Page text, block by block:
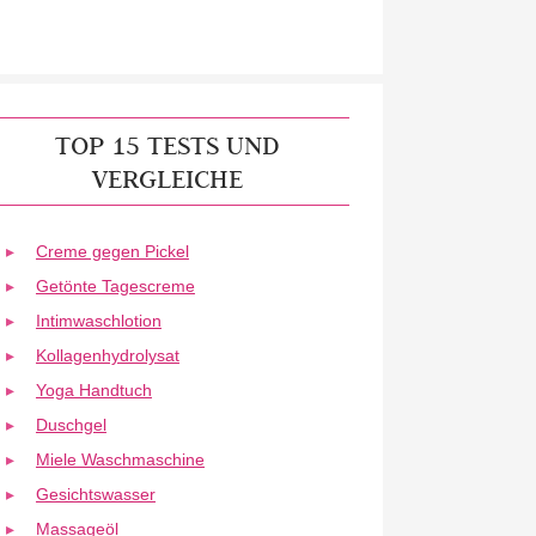
TOP 15 TESTS UND
VERGLEICHE
Creme gegen Pickel
Getönte Tagescreme
Intimwaschlotion
Kollagenhydrolysat
Yoga Handtuch
Duschgel
Miele Waschmaschine
Gesichtswasser
Massageöl